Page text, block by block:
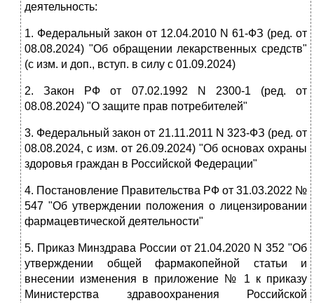
деятельность:
1. Федеральный закон от 12.04.2010 N 61-ФЗ (ред. от
08.08.2024) "Об обращении лекарственных средств"
(с изм. и доп., вступ. в силу с 01.09.2024)
2. Закон РФ от 07.02.1992 N 2300-1 (ред. от
08.08.2024) "О защите прав потребителей"
3. Федеральный закон от 21.11.2011 N 323-ФЗ (ред. от
08.08.2024, с изм. от 26.09.2024) "Об основах охраны
здоровья граждан в Российской Федерации"
4. Постановление Правительства РФ от 31.03.2022 №
547 "Об утверждении положения о лицензировании
фармацевтической деятельности"
5. Приказ Минздрава России от 21.04.2020 N 352 "Об
утверждении общей фармакопейной статьи и
внесении изменения в приложение № 1 к приказу
Министерства здравоохранения Российской